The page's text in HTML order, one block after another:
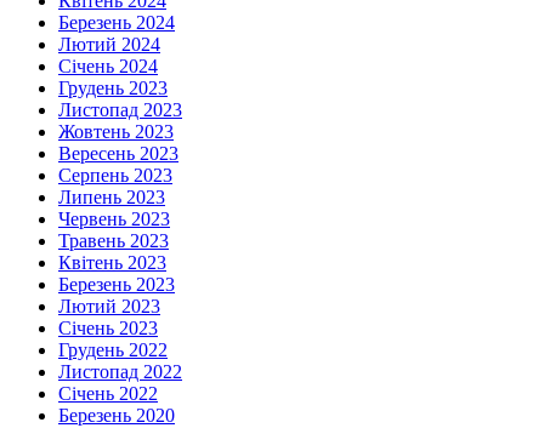
Березень 2024
Лютий 2024
Січень 2024
Грудень 2023
Листопад 2023
Жовтень 2023
Вересень 2023
Серпень 2023
Липень 2023
Червень 2023
Травень 2023
Квітень 2023
Березень 2023
Лютий 2023
Січень 2023
Грудень 2022
Листопад 2022
Січень 2022
Березень 2020